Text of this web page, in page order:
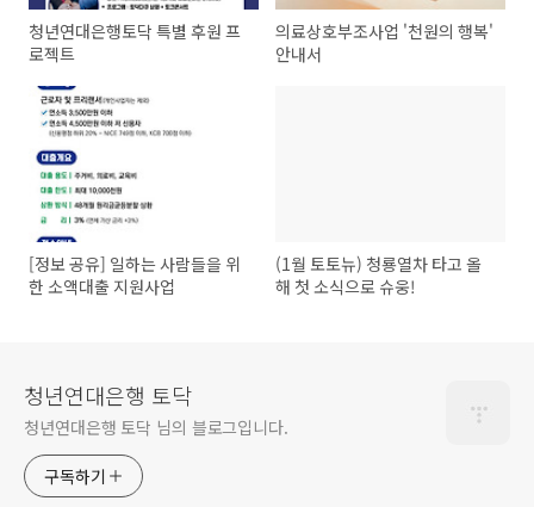
청년연대은행토닥 특별 후원 프
로젝트
의료상호부조사업 '천원의 행복'
안내서
[정보 공유] 일하는 사람들을 위
한 소액대출 지원사업
(1월 토토뉴) 청룡열차 타고 올
해 첫 소식으로 슈웅!
청년연대은행 토닥
청년연대은행 토닥 님의 블로그입니다.
구독하기